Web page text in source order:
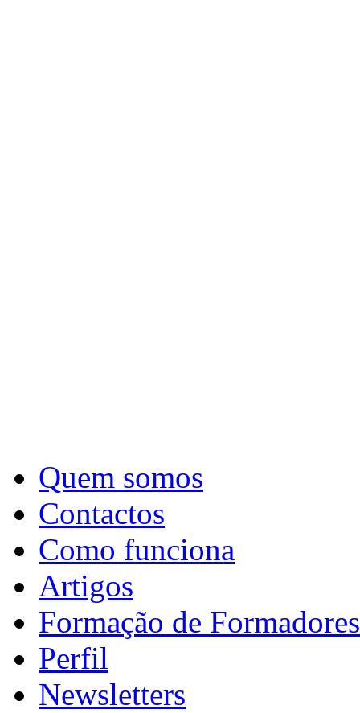
Quem somos
Contactos
Como funciona
Artigos
Formação de Formadores
Perfil
Newsletters